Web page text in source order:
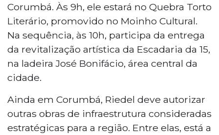
Corumbá. Às 9h, ele estará no Quebra Torto
Literário, promovido no Moinho Cultural.
Na sequência, às 10h, participa da entrega
da revitalização artística da Escadaria da 15,
na ladeira José Bonifácio, área central da
cidade.
Ainda em Corumbá, Riedel deve autorizar
outras obras de infraestrutura consideradas
estratégicas para a região. Entre elas, está a